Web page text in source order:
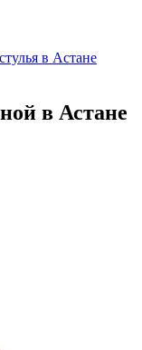
в Астане
в Астане